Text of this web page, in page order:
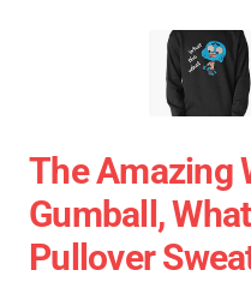
The Amazing
Gumball,
Pullover